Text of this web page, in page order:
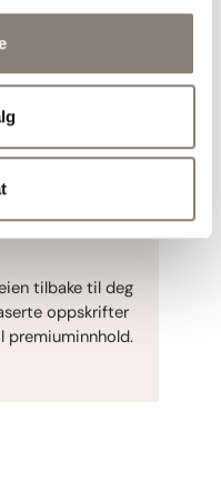
først –
tilbake til deg
oppskrifter
premiuminnhold.